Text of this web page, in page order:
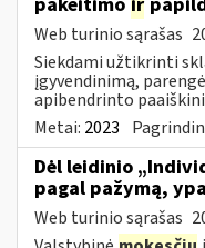
Web turinio sąrašas
Siekdami užtikrinti
įgyvendinimą,
apibendrinto
Metai: 2023
Dėl leidinio
pagal pažymą,
Web turinio sąrašas